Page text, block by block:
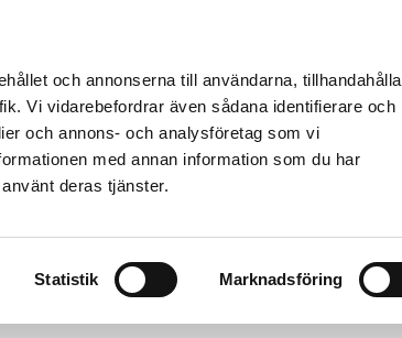
och annonserna till användarna, tillhandahålla
Vi vidarebefordrar även sådana identifierare och
och annons- och analysföretag som vi
med annan information som du har
deras tjänster.
Statistik Marknadsföring